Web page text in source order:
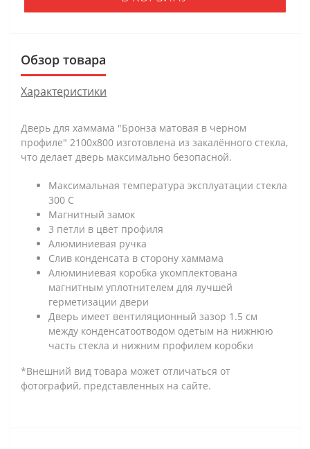
Обзор товара
Характеристики
Дверь для хаммама "Бронза матовая в черном
профиле" 2100х800 изготовлена из закалённого стекла,
что делает дверь максимально безопасной.
Максимальная температура эксплуатации стекла
300 С
Магнитный замок
3 петли в цвет профиля
Алюминиевая ручка
Слив конденсата в сторону хаммама
Алюминиевая коробка укомплектована
магнитным уплотнителем для лучшей
герметизации двери
Дверь имеет вентиляционный зазор 1.5 см
между конденсатоотводом одетым на нижнюю
часть стекла и нижним профилем коробки
*Внешний вид товара может отличаться от
фотографий, представленных на сайте.